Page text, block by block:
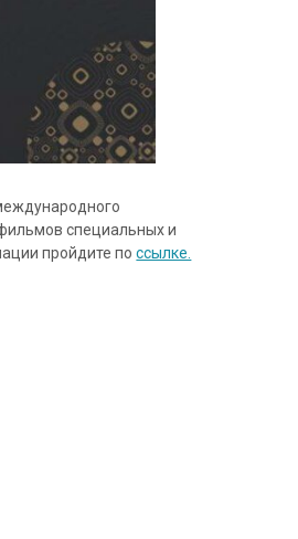
специальных и
пройдите поссылке.